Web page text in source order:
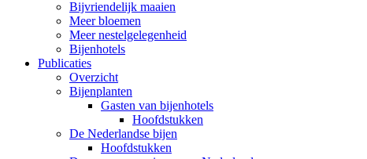
Bijvriendelijk maaien
Meer bloemen
Meer nestelgelegenheid
Bijenhotels
Publicaties
Overzicht
Bijenplanten
Gasten van bijenhotels
Hoofdstukken
De Nederlandse bijen
Hoofdstukken